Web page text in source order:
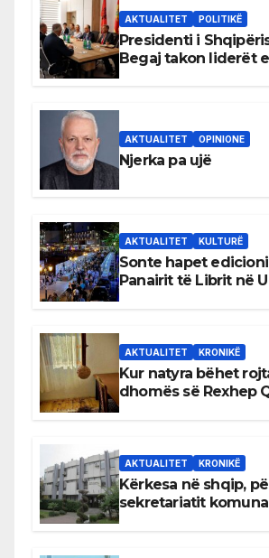
AKTUALITET POLITIKË
Presidenti i
Begaj takon liderët
AKTUALITET OPINIONE
Njerka pa ujë
AKTUALITET KULTURË
Sonte hapet
Panairit të Librit në
AKTUALITET KRONIKË
Kur natyra bëhet
dhomës së Rexhep
AKTUALITET KRONIKË
Kërkesa në shqip,
sekretariatit